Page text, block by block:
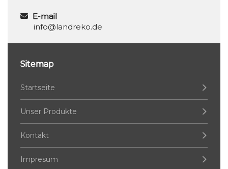
E-mail
info@landreko.de
Sitemap
Startseite
Unser Produkte
Kontakt
Impresum